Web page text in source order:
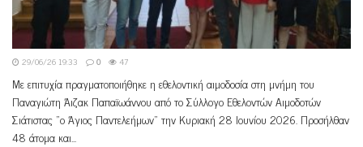
29/06/26 19:33 0 47
Με επιτυχία πραγματοποιήθηκε η εθελοντική αιμοδοσία στη μνήμη του
Παναγιώτη Άιζακ Παπαϊωάννου από το Σύλλογο Εθελοντών Αιμοδοτών
Σιάτιστας "ο Άγιος Παντελεήμων" την Κυριακή 28 Ιουνίου 2026. Προσήλθαν
48 άτομα και...